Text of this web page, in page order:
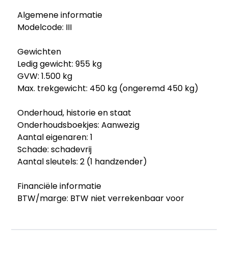
Algemene informatie
Modelcode: III
Gewichten
Ledig gewicht: 955 kg
GVW: 1.500 kg
Max. trekgewicht: 450 kg (ongeremd 450 kg)
Onderhoud, historie en staat
Onderhoudsboekjes: Aanwezig
Aantal eigenaren: 1
Schade: schadevrij
Aantal sleutels: 2 (1 handzender)
Financiële informatie
BTW/marge: BTW niet verrekenbaar voor